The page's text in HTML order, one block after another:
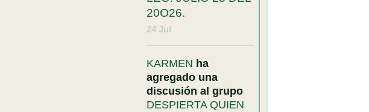
20O26.
24 Jul
KARMEN ha
agregado una
discusión al grupo
DESPIERTA QUIEN